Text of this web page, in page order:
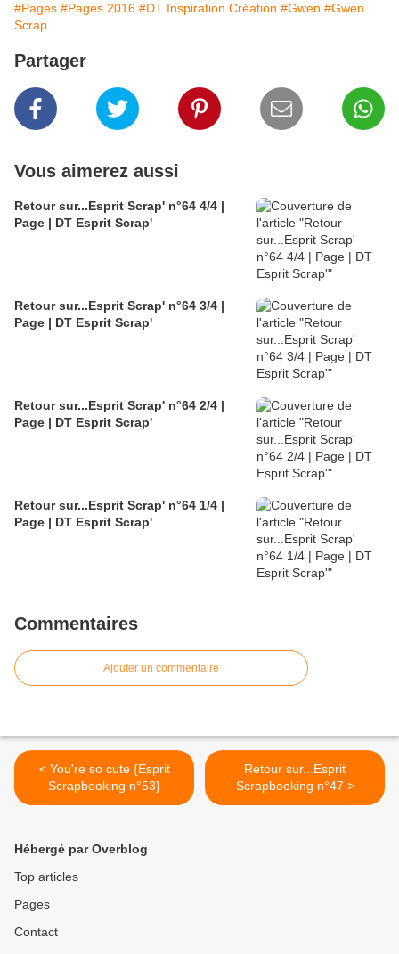
#Pages #Pages 2016 #DT Inspiration Création #Gwen #Gwen
Scrap
Partager
Vous aimerez aussi
Retour sur...Esprit Scrap' n°64 4/4 |
Page | DT Esprit Scrap'
Retour sur...Esprit Scrap' n°64 3/4 |
Page | DT Esprit Scrap'
Retour sur...Esprit Scrap' n°64 2/4 |
Page | DT Esprit Scrap'
Retour sur...Esprit Scrap' n°64 1/4 |
Page | DT Esprit Scrap'
Commentaires
Ajouter un commentaire
< You're so cute {Esprit
Scrapbooking n°53}
Retour sur...Esprit
Scrapbooking n°47 >
Hébergé par Overblog
Top articles
Pages
Contact